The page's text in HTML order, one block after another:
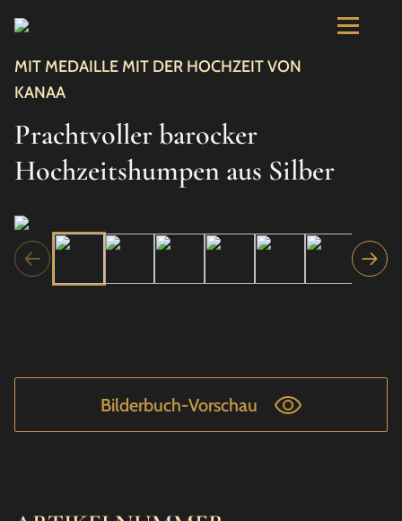
MIT MEDAILLE MIT DER HOCHZEIT VON
KANAA
Prachtvoller barocker
Hochzeitshumpen aus Silber
Bilderbuch-Vorschau